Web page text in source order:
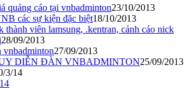
quảng cáo tại vnbadminton23/10/2013
các sự kiện đặc biệt18/10/2013
thành viên lamsung, .kentran, cảnh cáo nick
28/09/2013
vnbadminton27/09/2013
DIỄN ĐÀN VNBADMINTON25/09/2013
3/14